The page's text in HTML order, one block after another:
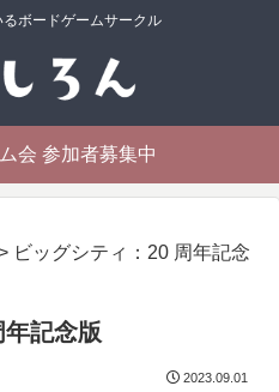
ボードゲームサークル
会 参加者募集中
ビッグシティ：20 周年記念
記念版
2023.09.01